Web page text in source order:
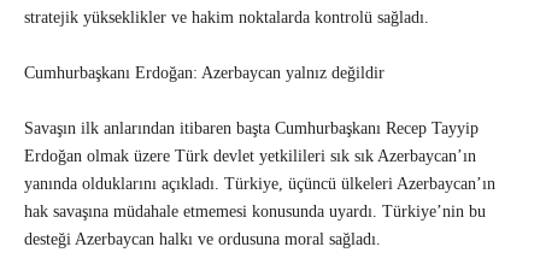
stratejik yükseklikler ve hakim noktalarda kontrolü sağladı.
Cumhurbaşkanı Erdoğan: Azerbaycan yalnız değildir
Savaşın ilk anlarından itibaren başta Cumhurbaşkanı Recep Tayyip
Erdoğan olmak üzere Türk devlet yetkilileri sık sık Azerbaycan’ın
yanında olduklarını açıkladı. Türkiye, üçüncü ülkeleri Azerbaycan’ın
hak savaşına müdahale etmemesi konusunda uyardı. Türkiye’nin bu
desteği Azerbaycan halkı ve ordusuna moral sağladı.